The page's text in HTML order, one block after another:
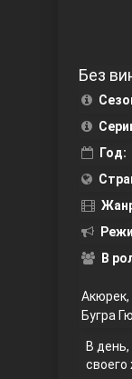
Без
Год:
В
Бугра
В
своего